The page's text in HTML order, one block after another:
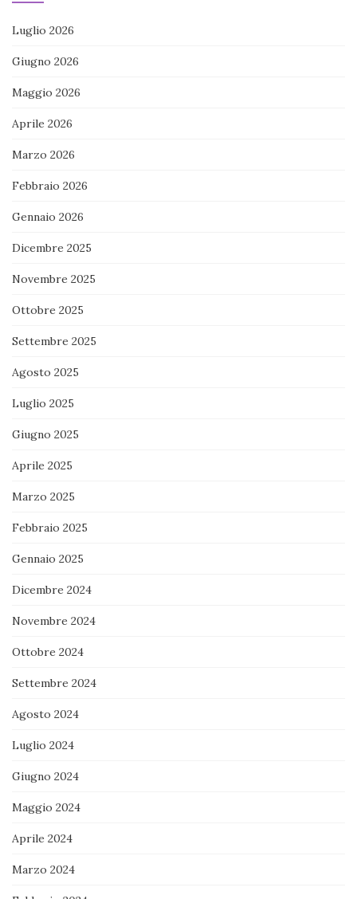
Luglio 2026
Giugno 2026
Maggio 2026
Aprile 2026
Marzo 2026
Febbraio 2026
Gennaio 2026
Dicembre 2025
Novembre 2025
Ottobre 2025
Settembre 2025
Agosto 2025
Luglio 2025
Giugno 2025
Aprile 2025
Marzo 2025
Febbraio 2025
Gennaio 2025
Dicembre 2024
Novembre 2024
Ottobre 2024
Settembre 2024
Agosto 2024
Luglio 2024
Giugno 2024
Maggio 2024
Aprile 2024
Marzo 2024